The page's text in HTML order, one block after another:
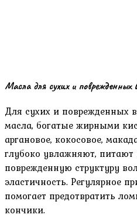
Масла для сухих и поврежденных
Для сухих и поврежденных
масла‚ богатые жирными
аргановое‚ кокосовое‚
глубоко увлажняют‚
поврежденную структуру
эластичность. Регулярное
помогает предотвратить
кончики.